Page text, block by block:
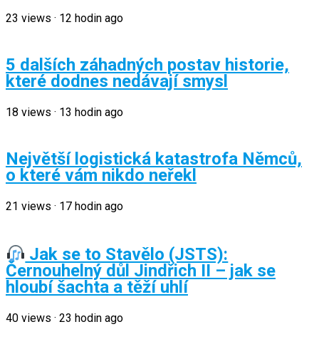
23 views · 12 hodin ago
5 dalších záhadných postav historie,
které dodnes nedávají smysl
18 views · 13 hodin ago
Největší logistická katastrofa Němců,
o které vám nikdo neřekl
21 views · 17 hodin ago
Jak se to Stavělo (JSTS):
Černouhelný důl Jindřich II – jak se
hloubí šachta a těží uhlí
40 views · 23 hodin ago